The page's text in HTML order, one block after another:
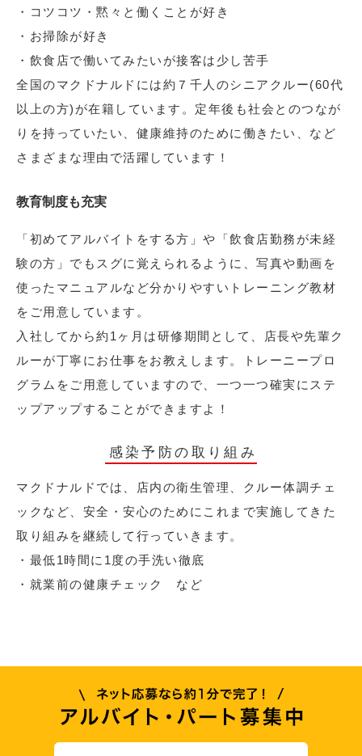
・コツコツ・黙々と働くことが好き
・お掃除が好き
・飲食店で働いてみたいが接客は少し苦手
全国のマクドナルドには約７千人のシニアクルー(60代
以上の方)が在籍しています。定年後も社会とのつなが
りを持っていたい、健康維持のために働きたい、など
さまざまな理由で活躍しています！
教育制度も充実
「初めてアルバイトをする方」や「飲食店勤務が未経
験の方」でもスグに覚えられるように、写真や動画を
使ったマニュアルなど分かりやすいトレーニング教材
をご用意しています。
入社してから約1ヶ月は研修期間として、店長や先輩ク
ルーが丁寧にお仕事をお教えします。トレーニープロ
グラムをご用意していますので、一つ一つ確実にステ
ップアップすることができますよ！
感染予防の取り組み
マクドナルドでは、店内の衛生管理、クルー体調チェ
ックなど、安全・安心のためにこれまで実施してきた
取り組みを継続して行っていきます。
・最低1時間に1度の手洗い徹底
・就業前の健康チェック など